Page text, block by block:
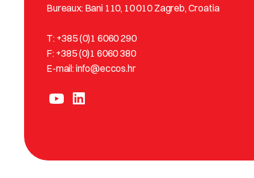
Bureaux: Bani 110, 10 010 Zagreb, Croatia
T: +385 (0)1 6060 290
F: +385 (0)1 6060 380
E-mail: info@eccos.hr